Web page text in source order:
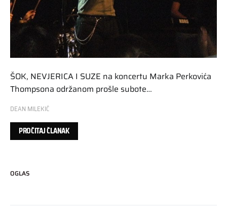
ŠOK, NEVJERICA I SUZE na koncertu Marka Perkovića
Thompsona održanom prošle subote…
DEAN MILEKIĆ
PROČITAJ ČLANAK
OGLAS